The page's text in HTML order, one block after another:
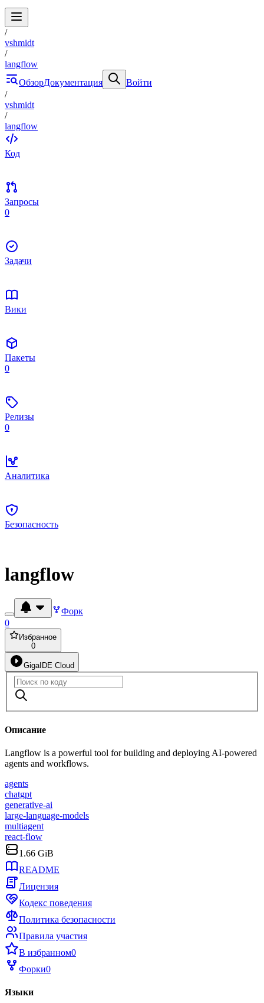
/
vshmidt
/
langflow
ОбзорДокументация
Войти
/
vshmidt
/
langflow
Код
Запросы
0
Задачи
Вики
Пакеты
0
Релизы
0
Аналитика
Безопасность
langflow
Форк
0
Избранное
0
GigaIDE Cloud
Описание
Langflow is a powerful tool for building and deploying AI-powered
agents and workflows.
agents
chatgpt
generative-ai
large-language-models
multiagent
react-flow
1.66 GiB
README
Лицензия
Кодекс поведения
Политика безопасности
Правила участия
В избранном0
Форки0
Языки